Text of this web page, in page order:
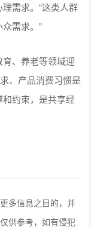
需求。“这类人群
需求。”
、养老等领域迎
、产品消费习惯是
约束，是共享经
多信息之目的，并
供参考，如有侵犯